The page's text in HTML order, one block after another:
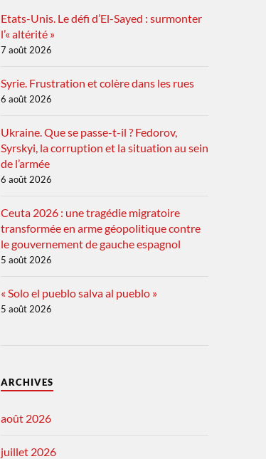
Etats-Unis. Le défi d’El-Sayed : surmonter
l’« altérité »
7 août 2026
Syrie. Frustration et colère dans les rues
6 août 2026
Ukraine. Que se passe-t-il ? Fedorov,
Syrskyi, la corruption et la situation au sein
de l’armée
6 août 2026
Ceuta 2026 : une tragédie migratoire
transformée en arme géopolitique contre
le gouvernement de gauche espagnol
5 août 2026
« Solo el pueblo salva al pueblo »
5 août 2026
ARCHIVES
août 2026
juillet 2026